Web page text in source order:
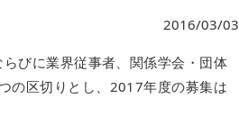
2016/03/03
びに業界従事者、関係学会・団体
の区切りとし、2017年度の募集は